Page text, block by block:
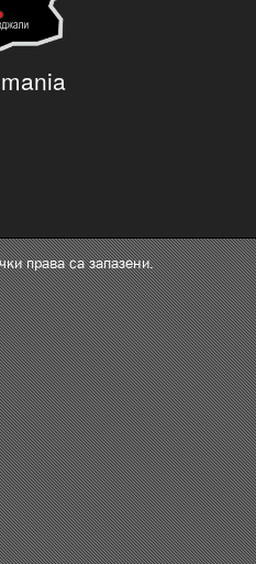
права са запазени.